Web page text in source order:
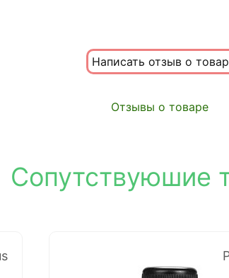
Написать отзыв о
Отзывы о товаре
Сопутствуюшие